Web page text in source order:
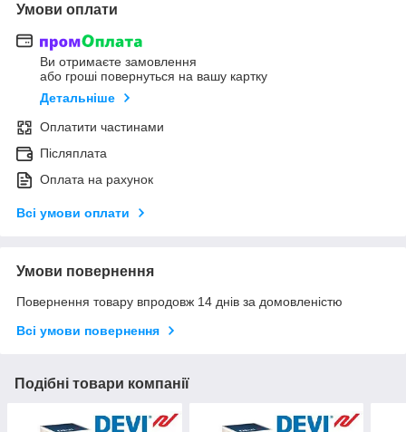
Умови оплати
Ви отримаєте замовлення
або гроші повернуться на вашу картку
Детальніше
Оплатити частинами
Післяплата
Оплата на рахунок
Всі умови оплати
Умови повернення
Повернення товару впродовж 14 днів за домовленістю
Всі умови повернення
Подібні товари компанії